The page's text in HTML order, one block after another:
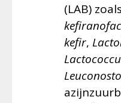
(LAB) zoals
kefir,